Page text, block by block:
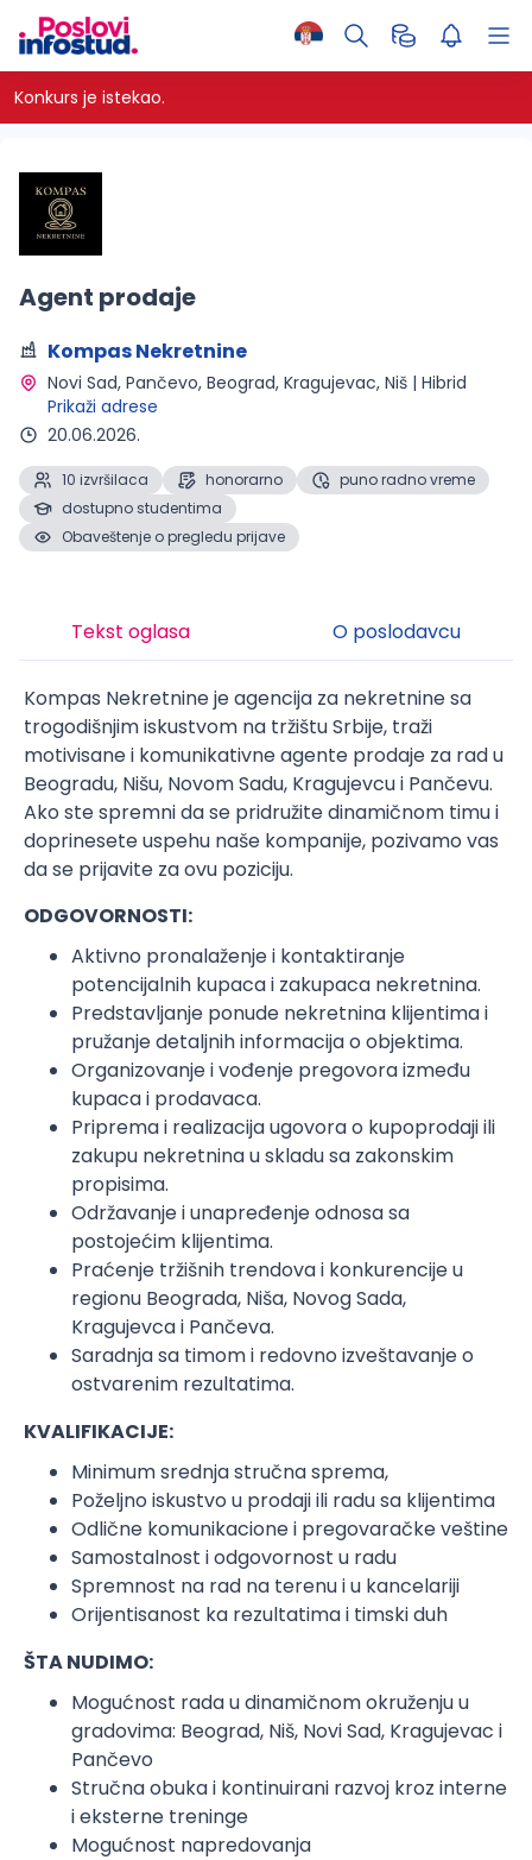
Konkurs je istekao.
Agent prodaje
Kompas Nekretnine
Novi Sad, Pančevo, Beograd, Kragujevac, Niš | Hibrid
Prikaži adrese
20.06.2026.
10 izvršilaca honorarno
puno radno vreme
dostupno studentima
Obaveštenje o pregledu prijave
Tekst oglasa O poslodavcu
Kompas Nekretnine je agencija za nekretnine sa
trogodišnjim iskustvom na tržištu Srbije, traži
motivisane i komunikativne agente prodaje za rad u
Beogradu, Nišu, Novom Sadu, Kragujevcu i Pančevu.
Ako ste spremni da se pridružite dinamičnom timu i
doprinesete uspehu naše kompanije, pozivamo vas
da se prijavite za ovu poziciju.
ODGOVORNOSTI:
Aktivno pronalaženje i kontaktiranje
potencijalnih kupaca i zakupaca nekretnina.
Predstavljanje ponude nekretnina klijentima i
pružanje detaljnih informacija o objektima.
Organizovanje i vođenje pregovora između
kupaca i prodavaca.
Priprema i realizacija ugovora o kupoprodaji ili
zakupu nekretnina u skladu sa zakonskim
propisima.
Održavanje i unapređenje odnosa sa
postojećim klijentima.
Praćenje tržišnih trendova i konkurencije u
regionu Beograda, Niša, Novog Sada,
Kragujevca i Pančeva.
Saradnja sa timom i redovno izveštavanje o
ostvarenim rezultatima.
KVALIFIKACIJE:
Minimum srednja stručna sprema,
Poželjno iskustvo u prodaji ili radu sa klijentima
Odlične komunikacione i pregovaračke veštine
Samostalnost i odgovornost u radu
Spremnost na rad na terenu i u kancelariji
Orijentisanost ka rezultatima i timski duh
ŠTA NUDIMO:
Mogućnost rada u dinamičnom okruženju u
gradovima: Beograd, Niš, Novi Sad, Kragujevac i
Pančevo
Stručna obuka i kontinuirani razvoj kroz interne
i eksterne treninge
Mogućnost napredovanja